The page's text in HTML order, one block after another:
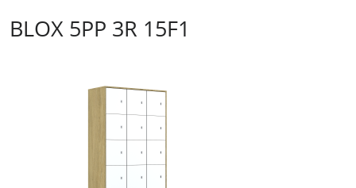
BLOX 5PP 3R 15F1